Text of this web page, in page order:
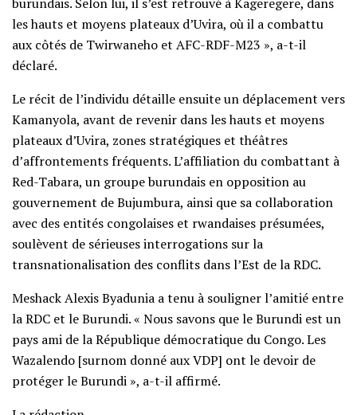
burundais. Selon lui, il s’est retrouvé à Kageregere, dans
les hauts et moyens plateaux d’Uvira, où il a combattu
aux côtés de Twirwaneho et AFC-RDF-M23 », a-t-il
déclaré.
Le récit de l’individu détaille ensuite un déplacement vers
Kamanyola, avant de revenir dans les hauts et moyens
plateaux d’Uvira, zones stratégiques et théâtres
d’affrontements fréquents. L’affiliation du combattant à
Red-Tabara, un groupe burundais en opposition au
gouvernement de Bujumbura, ainsi que sa collaboration
avec des entités congolaises et rwandaises présumées,
soulèvent de sérieuses interrogations sur la
transnationalisation des conflits dans l’Est de la RDC.
Meshack Alexis Byadunia a tenu à souligner l’amitié entre
la RDC et le Burundi. « Nous savons que le Burundi est un
pays ami de la République démocratique du Congo. Les
Wazalendo [surnom donné aux VDP] ont le devoir de
protéger le Burundi », a-t-il affirmé.